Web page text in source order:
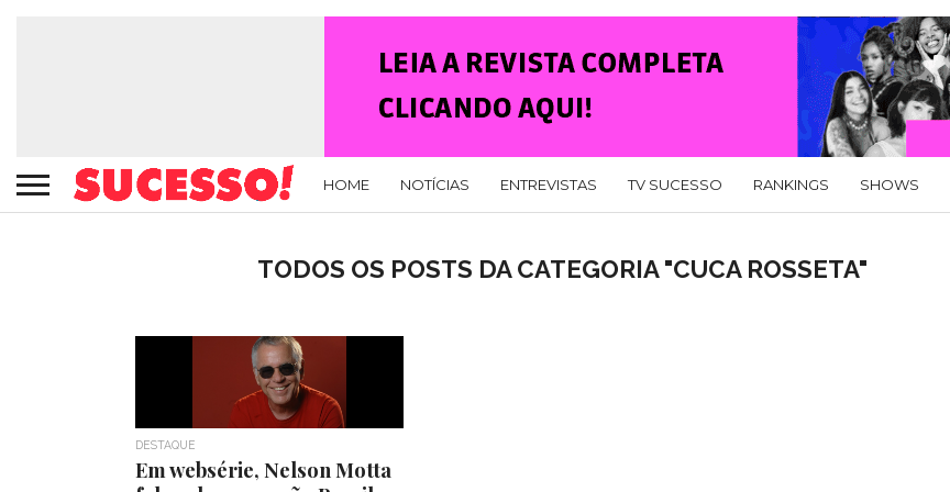
HOME NOTÍCIAS ENTREVISTAS TV SUCESSO RANKINGS SHOWS
TODOS OS POSTS DA CATEGORIA "CUCA ROSSETA"
DESTAQUE
Em websérie, Nelson Motta